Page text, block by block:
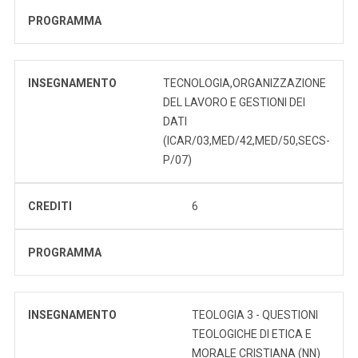
PROGRAMMA
INSEGNAMENTO
TECNOLOGIA,ORGANIZZAZIONE
DEL LAVORO E GESTIONI DEI
DATI
(ICAR/03,MED/42,MED/50,SECS-
P/07)
CREDITI 6
PROGRAMMA
INSEGNAMENTO
TEOLOGIA 3 - QUESTIONI
TEOLOGICHE DI ETICA E
MORALE CRISTIANA (NN)